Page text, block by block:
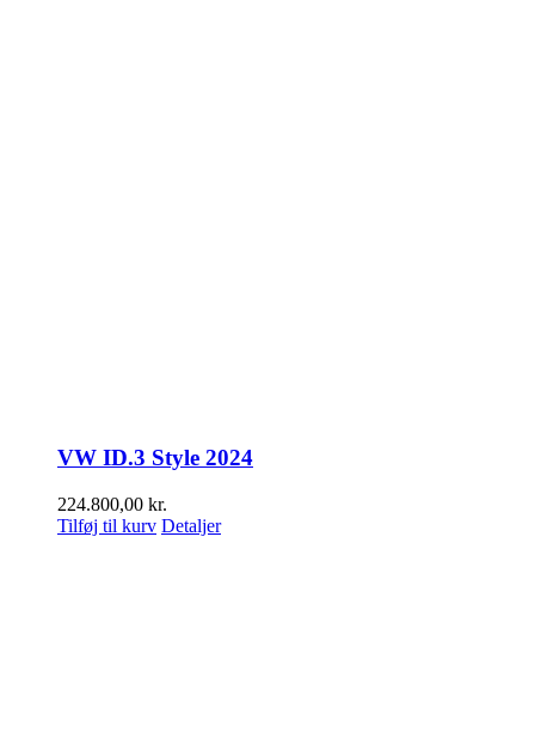
VW ID.3 Style 2024
224.800,00 kr.
Tilføj til kurv Detaljer